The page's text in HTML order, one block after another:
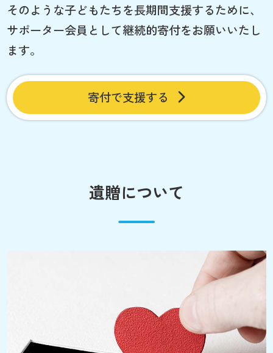
そのような子どもたちを長期間支援するために、
サポーター会員として継続的寄付をお願いいたし
ます。
寄付で支援する
遺贈について